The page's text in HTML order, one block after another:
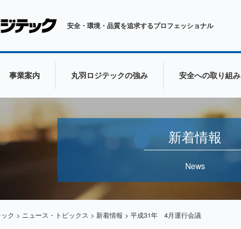
安全・環境・品質を追求するプロフェッショナル
事業案内 丸羽ロジテックの強み 安全への取り組み
新着情報
News
ク > ニュース・トピックス > 新着情報 > 平成31年 4月運行会議